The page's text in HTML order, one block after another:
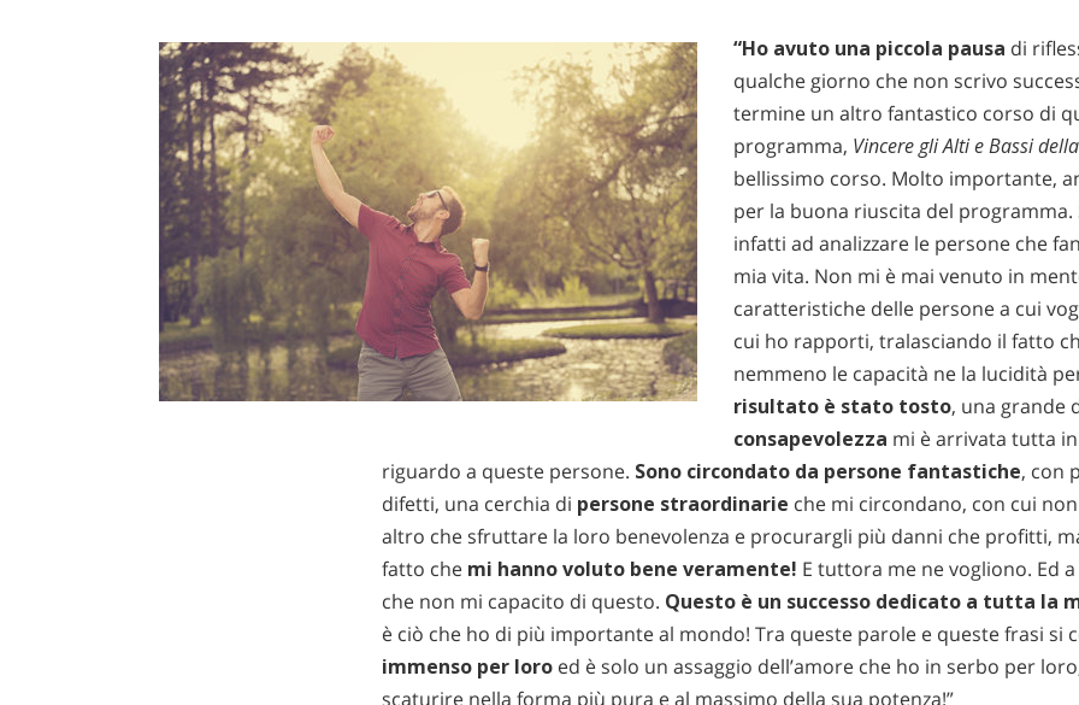
“Ho avuto una piccola pausa di
qualche giorno che non scrivo
termine un altro fantastico corso di
programma, Vincere gli Alti e Bassi
bellissimo corso. Molto importante,
per la buona riuscita del programma.
infatti ad analizzare le persone che
mia vita. Non mi è mai venuto in
caratteristiche delle persone a cui
cui ho rapporti, tralasciando il fatto
nemmeno le capacità ne la lucidità
risultato è stato tosto, una grande
consapevolezza mi è arrivata tutta
riguardo a queste persone. Sono circondato da persone fantastiche, con
difetti, una cerchia di persone straordinarie che mi circondano, con cui
altro che sfruttare la loro benevolenza e procurargli più danni che profitti,
fatto che mi hanno voluto bene veramente! E tuttora me ne vogliono. Ed
che non mi capacito di questo. Questo è un successo dedicato a tutta la
è ciò che ho di più importante al mondo! Tra queste parole e queste frasi si
immenso per loro ed è solo un assaggio dell’amore che ho in serbo per
scaturire nella forma più pura e al massimo della sua potenza!”